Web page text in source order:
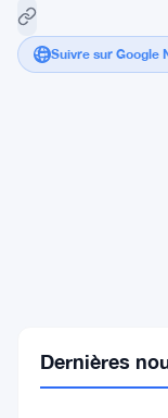
Suivre sur Google
emprunteurs
Dernières